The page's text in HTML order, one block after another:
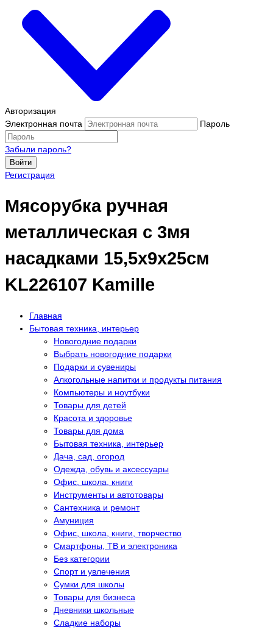
Авторизация
Электронная почта
Пароль
Забыли пароль?
Войти
Регистрация
Мясорубка ручная
металлическая с 3мя
насадками 15,5х9х25см
KL226107 Kamille
Главная
Бытовая техника, интерьер
Новогодние подарки
Выбрать новогодние подарки
Подарки и сувениры
Алкогольные напитки и продукты питания
Компьютеры и ноутбуки
Товары для детей
Красота и здоровье
Товары для дома
Бытовая техника, интерьер
Дача, сад, огород
Одежда, обувь и аксессуары
Офис, школа, книги
Инструменты и автотовары
Сантехника и ремонт
Амуниция
Офис, школа, книги, творчество
Смартфоны, ТВ и электроника
Без категории
Спорт и увлечения
Сумки для школы
Товары для бизнеса
Дневники школьные
Сладкие наборы